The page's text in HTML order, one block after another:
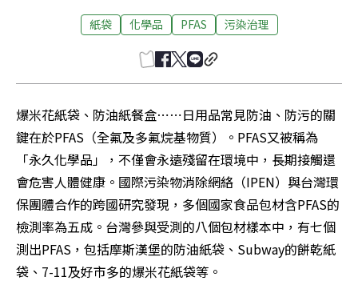
紙袋 化學品 PFAS 污染治理
爆米花紙袋、防油紙餐盒⋯⋯日用品常見防油、防污的關
鍵在於PFAS（全氟及多氟烷基物質）。PFAS又被稱為
「永久化學品」，不僅會永遠殘留在環境中，長期接觸還
會危害人體健康。國際污染物消除網絡（IPEN）與台灣環
保團體合作的跨國研究發現，多個國家食品包材含PFAS的
檢測率為五成。台灣參與受測的八個包材樣本中，有七個
測出PFAS，包括摩斯漢堡的防油紙袋、Subway的餅乾紙
袋、7-11及好市多的爆米花紙袋等。